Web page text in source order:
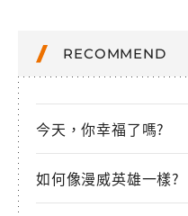
RECOMMEND
今天，你幸福了嗎?
如何像漫威英雄一樣?